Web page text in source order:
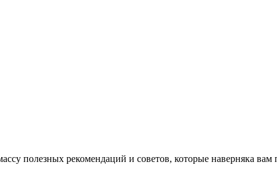
полезных рекомендаций и советов, которые наверняка вам